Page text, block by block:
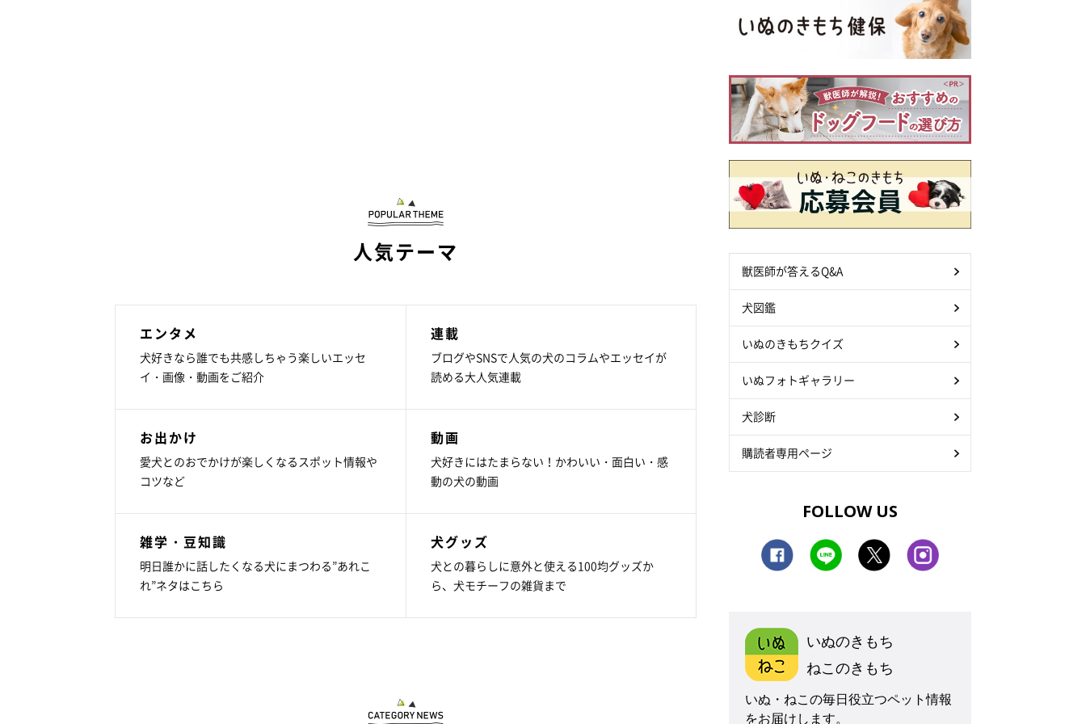
人気テーマ
エンタメ
犬好きなら誰でも共感しちゃう楽しいエッセ
イ・画像・動画をご紹介
連載
ブログやSNSで人気の犬のコラムやエッセイが
読める大人気連載
お出かけ
愛犬とのおでかけが楽しくなるスポット情報や
コツなど
動画
犬好きにはたまらない！かわいい・面白い・感
動の犬の動画
雑学・豆知識
明日誰かに話したくなる犬にまつわる”あれこ
れ”ネタはこちら
犬グッズ
犬との暮らしに意外と使える100均グッズか
ら、犬モチーフの雑貨まで
獣医師が答えるQ&A
犬図鑑
いぬのきもちクイズ
いぬフォトギャラリー
犬診断
購読者専用ページ
FOLLOW US
いぬのきもち
ねこのきもち
いぬ・ねこの毎日役立つペット情報
をお届けします。